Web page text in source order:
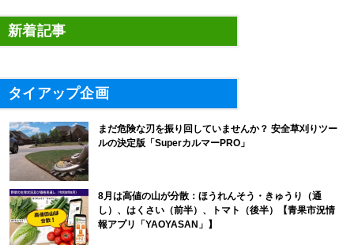
新着記事
タイアップ企画
まだ危険な刃を振り回していませんか？ 安全草刈りツー
ルの決定版「SuperカルマーPRO」
8月は高値の山が分散：ほうれんそう・きゅうり（通
し）、はくさい（前半）、トマト（後半）【青果市況情
報アプリ「YAOYASAN」】